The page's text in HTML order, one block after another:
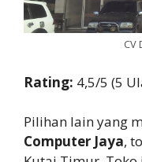
CV
Rating: 4,5/5 (5
Pilihan lain yang
Computer Jaya,